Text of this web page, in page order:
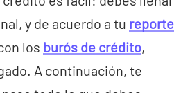
y de acuerdo a tu reporte
los burós de crédito,
A continuación, te